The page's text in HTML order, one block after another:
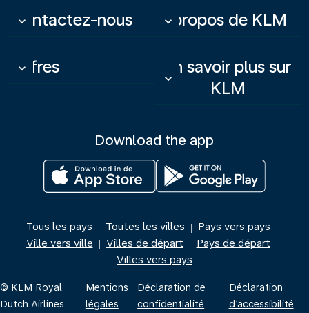
Contactez-nous
keyboard_arrow_down À propos de KLM
keyboard_arrow_down
Offres
keyboard_arrow_down
En savoir plus sur
KLM
keyboard_arrow_down
Download the app
Tous les pays | Toutes les villes | Pays vers pays |
Ville vers ville | Villes de départ | Pays de départ |
Villes vers pays
© KLM Royal
Dutch Airlines
Mentions
légales
Déclaration de
confidentialité
Déclaration
d’accessibilité